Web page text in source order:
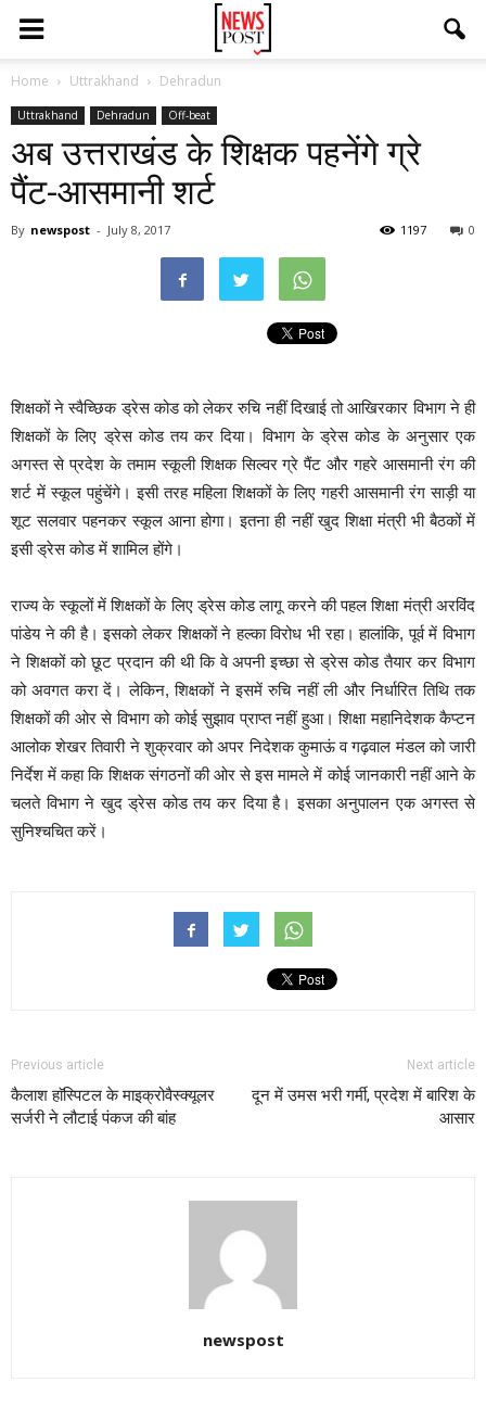
Home Uttrakhand Dehradun
Uttrakhand Dehradun Off-beat
अब उत्तराखंड के शिक्षक पहनेंगे ग्रे
पैंट-आसमानी शर्ट
By newspost - July 8, 2017 0
1197
शिक्षकों ने स्वैच्छिक ड्रेस कोड को लेकर रुचि नहीं दिखाई तो आखिरकार विभाग ने ही
शिक्षकों के लिए ड्रेस कोड तय कर दिया। विभाग के ड्रेस कोड के अनुसार एक
अगस्त से प्रदेश के तमाम स्कूली शिक्षक सिल्वर ग्रे पैंट और गहरे आसमानी रंग की
शर्ट में स्कूल पहुंचेंगे। इसी तरह महिला शिक्षकों के लिए गहरी आसमानी रंग साड़ी या
शूट सलवार पहनकर स्कूल आना होगा। इतना ही नहीं खुद शिक्षा मंत्री भी बैठकों में
इसी ड्रेस कोड में शामिल होंगे।
राज्य के स्कूलों में शिक्षकों के लिए ड्रेस कोड लागू करने की पहल शिक्षा मंत्री अरविंद
पांडेय ने की है। इसको लेकर शिक्षकों ने हल्का विरोध भी रहा। हालांकि, पूर्व में विभाग
ने शिक्षकों को छूट प्रदान की थी कि वे अपनी इच्छा से ड्रेस कोड तैयार कर विभाग
को अवगत करा दें। लेकिन, शिक्षकों ने इसमें रुचि नहीं ली और निर्धारित तिथि तक
शिक्षकों की ओर से विभाग को कोई सुझाव प्राप्त नहीं हुआ। शिक्षा महानिदेशक कैप्टन
आलोक शेखर तिवारी ने शुक्रवार को अपर निदेशक कुमाऊं व गढ़वाल मंडल को जारी
निर्देश में कहा कि शिक्षक संगठनों की ओर से इस मामले में कोई जानकारी नहीं आने के
चलते विभाग ने खुद ड्रेस कोड तय कर दिया है। इसका अनुपालन एक अगस्त से
सुनिश्चचित करें।
Previous article
कैलाश हाॅस्पिटल के माइक्रोवैस्क्यूलर
सर्जरी ने लौटाई पंकज की बांह
Next article
दून में उमस भरी गर्मी, प्रदेश में बारिश के
आसार
newspost